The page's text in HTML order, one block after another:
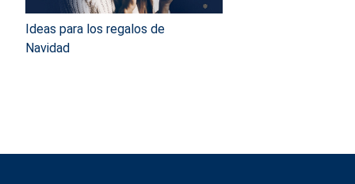
Ideas para los regalos de
Navidad